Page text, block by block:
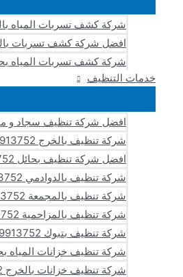
شركة كشف تسربات المياه بالخرج
افضل شركة كشف تسربات بالرياض
شركة كشف تسربات المياه
خدمات التنظيف
افضل شركة تنظيف سجاد و موكيت في
شركة تنظيف بالخرج 0509913752
افضل شركة تنظيف بحائل 0509913752
شركة تنظيف بالدوادمي 0509913752
شركة تنظيف بالمجمعة 0509913752
شركة تنظيف بالمزاحمية 0509913752
شركة تنظيف بتبوك 0509913752
شركة تنظيف خزانات المياه بحائل
شركة تنظيف خزانات بالخرج 0509913752